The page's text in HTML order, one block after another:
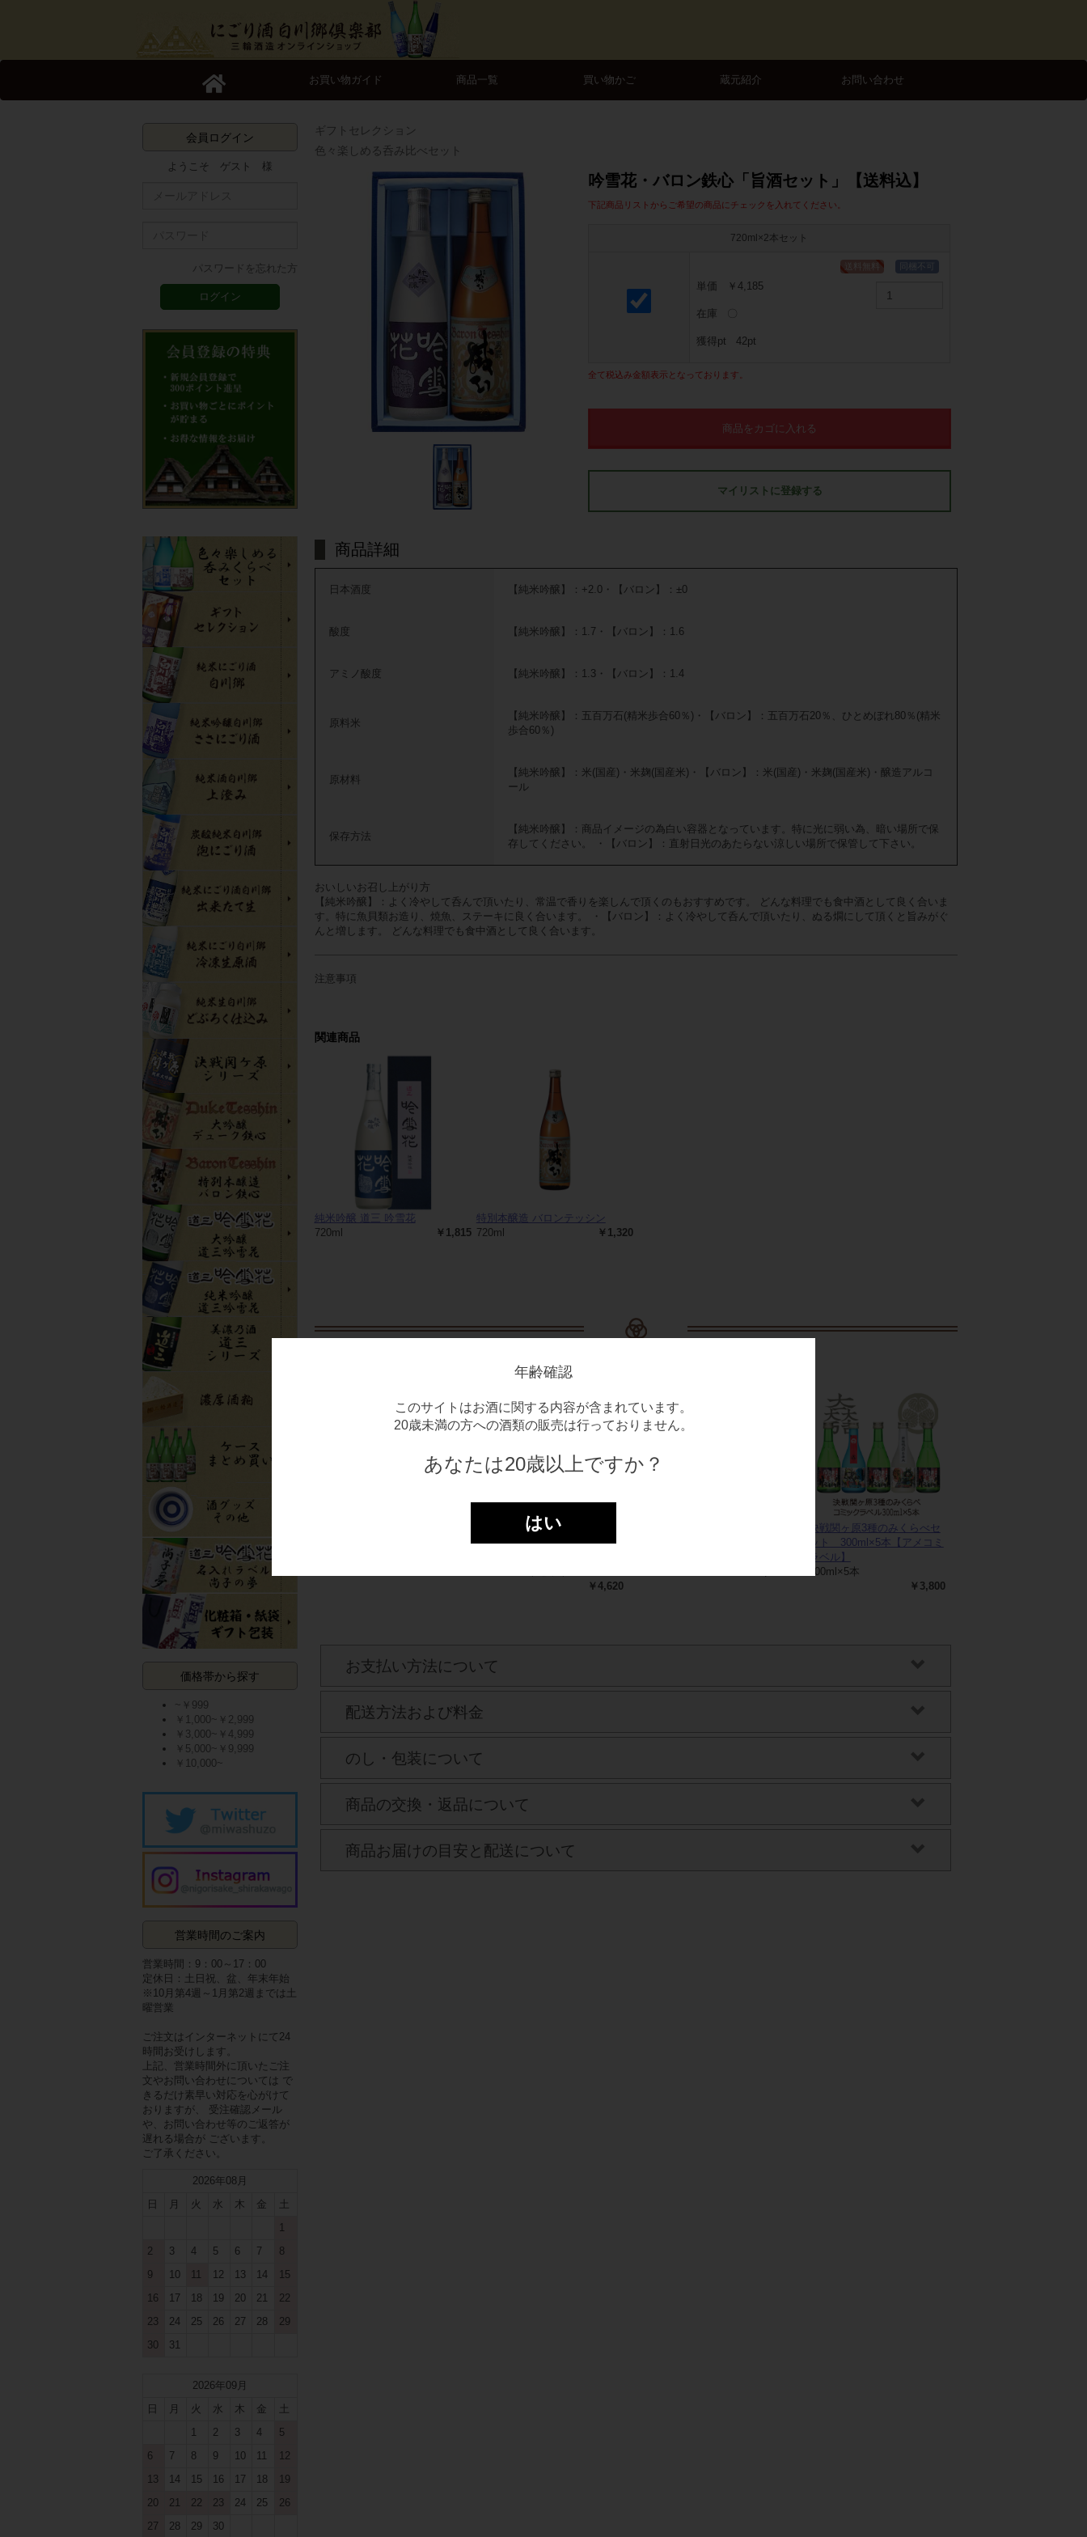
年齢確認
このサイトはお酒に関する内容が含まれています。
20歳未満の方への酒類の販売は行っておりません。
あなたは20歳以上ですか？
はい
お買い物ガイド 商品一覧 買い物かご 蔵元紹介 お問い合わせ
会員ログイン
ようこそ ゲスト 様
パスワードを忘れた方
ログイン
価格帯から探す
~￥999
￥1,000~￥2,999
￥3,000~￥4,999
￥5,000~￥9,999
￥10,000~
営業時間のご案内
営業時間：9：00～17：00
定休日：土日祝、盆、年末年始
※10月第4週～1月第2週までは土
曜営業
ご注文はインターネットにて24
時間お受けします。
上記、営業時間外に頂いたご注
文やお問い合わせについては で
きるだけ素早い対応を心がけて
おりますが、 受注確認メール
や、お問い合わせ等のご返答が
遅れる場合が ございます。
ご了承ください。
2026年08月
日
月 火 水 木 金
1
2
3 4 5 6 7
8
9
10 11 12 13 14
15
16
17 18 19 20 21
22
23
24 25 26 27 28
29
30
31
2026年09月
日
月 火 水 木 金
1
2 3 4
5
6
7 8 9 10 11
12
13
14 15 16 17 18
19
20
21 22 23 24 25
26
27
28 29 30
ギフトセレクション
色々楽しめる呑み比べセット
吟雪花・バロン鉄心「旨酒セット」【送料込】
下記商品リストからご希望の商品にチェックを入れてください。
720ml×2本セット
単価 ￥4,185
在庫
獲得pt 42pt
全て税込み金額表示となっております。
商品をカゴに入れる
マイリストに登録する
商品詳細
日本酒度 【純米吟醸】：+2.0・【バロン】：±0
酸度 【純米吟醸】：1.7・【バロン】：1.6
アミノ酸度 【純米吟醸】：1.3・【バロン】：1.4
原料米
【純米吟醸】：五百万石(精米歩合60％)・【バロン】：五百万石20％、ひとめぼれ80％(精米
歩合60％)
原材料
【純米吟醸】：米(国産)・米麹(国産米)・【バロン】：米(国産)・米麹(国産米)・醸造アルコ
ール
保存方法
【純米吟醸】：商品イメージの為白い容器となっています。特に光に弱い為、暗い場所で保
存してください。 ・【バロン】：直射日光のあたらない涼しい場所で保管して下さい。
おいしいお召し上がり方
【純米吟醸】：よく冷やして呑んで頂いたり、常温で香りを楽しんで頂くのもおすすめです。 どんな料理でも食中酒として良く合いま
す。特に魚貝類お造り、焼魚、ステーキに良く合います。 ・【バロン】：よく冷やして呑んで頂いたり、ぬる燗にして頂くと旨みがぐ
んと増します。 どんな料理でも食中酒として良く合います。
注意事項
関連商品
純米吟醸 道三 吟雪花
720ml
￥1,815
特別本醸造 バロンテッシン
720ml
￥1,320
世界遺産白川郷「にごりの
宴」【送料込】【蔵元だよ
￥4,620
決戦関ヶ原3種のみくらべセ
ット 300ml×5本【アメコミ
ラベル】
300ml×5本
￥3,800
お支払い方法について
配送方法および料金
のし・包装について
商品の交換・返品について
商品お届けの目安と配送について